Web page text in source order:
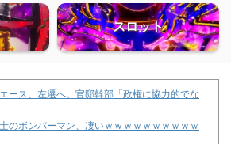
スロット
ース、左遷へ。官邸幹部「政権に協力的でな
のボンバーマン、凄いｗｗｗｗｗｗｗｗｗｗ